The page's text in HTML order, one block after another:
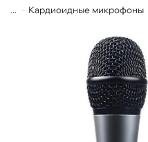
... Кардиоидные микрофоны